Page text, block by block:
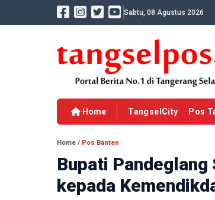
Sabtu, 08 Agustus 2026
Home TangselCity Pos
Home / Pos Banten
Bupati Pandeglang
kepada